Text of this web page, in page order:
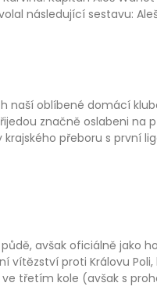
následující sestavu:
oblíbené domácí
značně oslabeni
přeboru s první
avšak oficiálně jako
vítězství proti Královu
třetím kole (avšak s